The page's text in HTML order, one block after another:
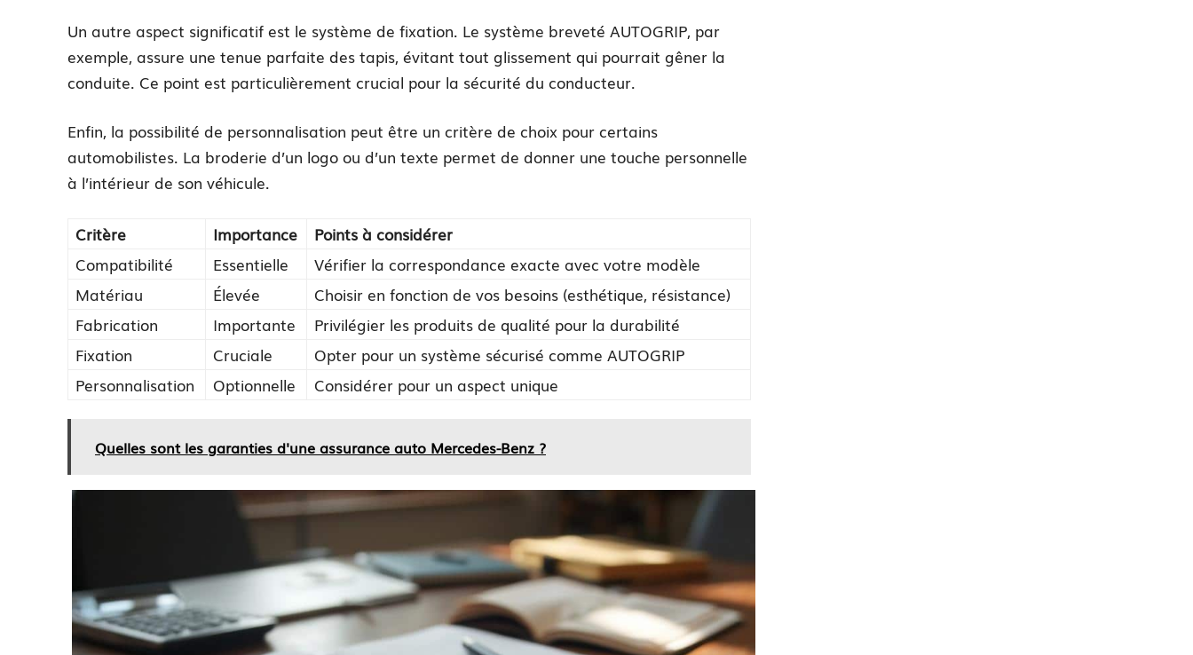
Un autre aspect significatif est le système de fixation. Le système breveté AUTOGRIP, par
exemple, assure une tenue parfaite des tapis, évitant tout glissement qui pourrait gêner la
conduite. Ce point est particulièrement crucial pour la sécurité du conducteur.
Enfin, la possibilité de personnalisation peut être un critère de choix pour certains
automobilistes. La broderie d’un logo ou d’un texte permet de donner une touche personnelle
à l’intérieur de son véhicule.
Critère Importance
Points à considérer
Compatibilité
Essentielle
Vérifier la correspondance exacte avec votre modèle
Matériau
Élevée
Choisir en fonction de vos besoins (esthétique, résistance)
Fabrication
Importante
Privilégier les produits de qualité pour la durabilité
Fixation
Cruciale
Opter pour un système sécurisé comme AUTOGRIP
Personnalisation
Optionnelle Considérer pour un aspect unique
Quelles sont les garanties d'une assurance auto Mercedes-Benz ?